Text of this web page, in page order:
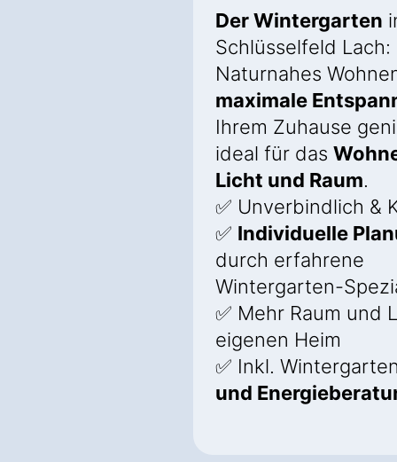
Der Wintergarten
Schlüsselfeld Lach:
Naturnahes
maximale
Ihrem Zuhause
ideal für das
Licht und Raum.
✅ Unverbindlich &
✅ Individuelle
durch erfahrene
Wintergarten-
✅ Mehr Raum und
eigenen Heim
✅ Inkl.
und